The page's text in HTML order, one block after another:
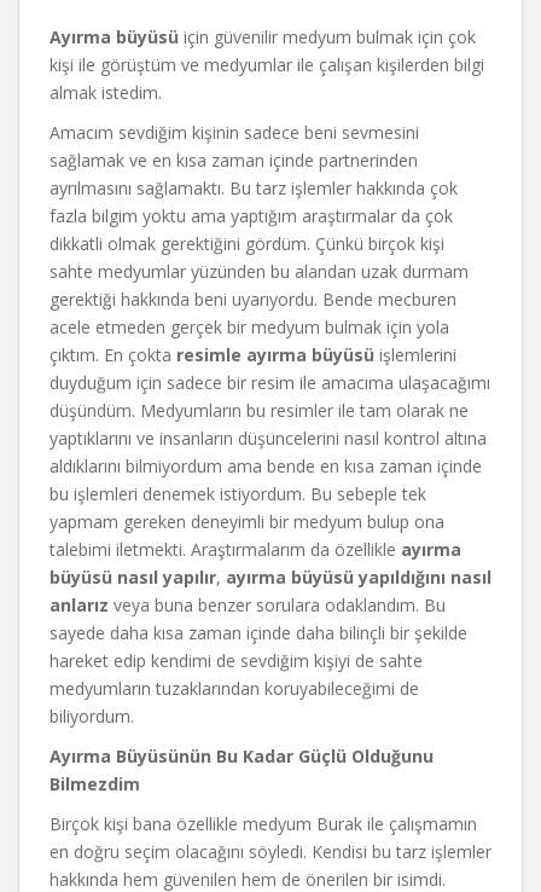
Ayırma büyüsü için güvenilir medyum bulmak için çok
kişi ile görüştüm ve medyumlar ile çalışan kişilerden bilgi
almak istedim.
Amacım sevdiğim kişinin sadece beni sevmesini
sağlamak ve en kısa zaman içinde partnerinden
ayrılmasını sağlamaktı. Bu tarz işlemler hakkında çok
fazla bilgim yoktu ama yaptığım araştırmalar da çok
dikkatli olmak gerektiğini gördüm. Çünkü birçok kişi
sahte medyumlar yüzünden bu alandan uzak durmam
gerektiği hakkında beni uyarıyordu. Bende mecburen
acele etmeden gerçek bir medyum bulmak için yola
çıktım. En çokta resimle ayırma büyüsü işlemlerini
duyduğum için sadece bir resim ile amacıma ulaşacağımı
düşündüm. Medyumların bu resimler ile tam olarak ne
yaptıklarını ve insanların düşüncelerini nasıl kontrol altına
aldıklarını bilmiyordum ama bende en kısa zaman içinde
bu işlemleri denemek istiyordum. Bu sebeple tek
yapmam gereken deneyimli bir medyum bulup ona
talebimi iletmekti. Araştırmalarım da özellikle ayırma
büyüsü nasıl yapılır, ayırma büyüsü yapıldığını nasıl
anlarız veya buna benzer sorulara odaklandım. Bu
sayede daha kısa zaman içinde daha bilinçli bir şekilde
hareket edip kendimi de sevdiğim kişiyi de sahte
medyumların tuzaklarından koruyabileceğimi de
biliyordum.
Ayırma Büyüsünün Bu Kadar Güçlü Olduğunu
Bilmezdim
Birçok kişi bana özellikle medyum Burak ile çalışmamın
en doğru seçim olacağını söyledi. Kendisi bu tarz işlemler
hakkında hem güvenilen hem de önerilen bir isimdi.